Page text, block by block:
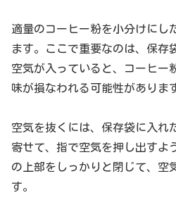
適量のコーヒー粉を小分けにし
ます。ここで重要なのは、保存
空気が入っていると、コーヒー
味が損なわれる可能性がありま
空気を抜くには、保存袋に入れ
寄せて、指で空気を押し出すよ
の上部をしっかりと閉じて、空
す。